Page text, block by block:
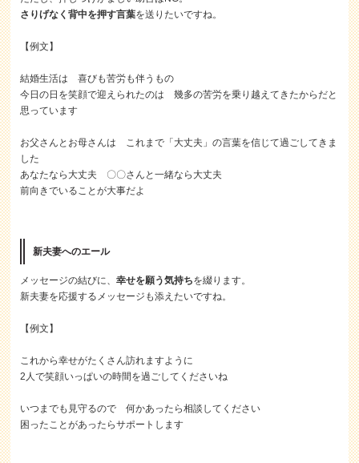
さりげなく背中を押す言葉を送りたいですね。
【例文】
結婚生活は 喜びも苦労も伴うもの
今日の日を笑顔で迎えられたのは 幾多の苦労を乗り越えてきたからだと
思っています
お父さんとお母さんは これまで「大丈夫」の言葉を信じて過ごしてきま
した
あなたなら大丈夫 〇〇さんと一緒なら大丈夫
前向きでいることが大事だよ
新夫妻へのエール
メッセージの結びに、幸せを願う気持ちを綴ります。
新夫妻を応援するメッセージも添えたいですね。
【例文】
これから幸せがたくさん訪れますように
2人で笑顔いっぱいの時間を過ごしてくださいね
いつまでも見守るので 何かあったら相談してください
困ったことがあったらサポートします